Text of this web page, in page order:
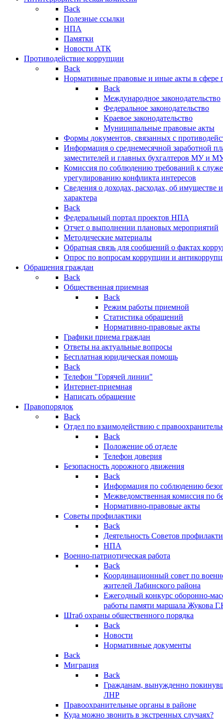
Back
Полезные ссылки
НПА
Памятки
Новости АТК
Противодействие коррупции
Back
Нормативные правовые и иные акты в сфере
Back
Международное законодательство
Федеральное законодательство
Краевое законодательство
Муниципальные правовые акты
Формы документов, связанных с
Информация о среднемесячной заработной
заместителей и главных бухгалтеров МУ и
Комиссия по соблюдению требований к
урегулированию конфликта интересов
Сведения о доходах, расходах, об имуществе
характера
Back
Федеральный портал проектов НПА
Отчет о выполнении плановых мероприятий
Методические материалы
Обратная связь для сообщений о фактах
Опрос по вопросам коррупции и
Обращения граждан
Back
Общественная приемная
Back
Режим работы приемной
Статистика обращений
Нормативно-правовые акты
Графики приема граждан
Ответы на актуальные вопросы
Бесплатная юридическая помощь
Back
Телефон "Горячей линии"
Интернет-приемная
Написать обращение
Правопорядок
Back
Отдел по взаимодействию с
Back
Положение об отделе
Телефон доверия
Безопасность дорожного движения
Back
Информация по соблюдению
Межведомственная комиссия по
Нормативно-правовые акты
Советы профилактики
Back
Деятельность Советов
НПА
Военно-патриотическая работа
Back
Координационный совет по
жителей Лабинского района
Ежегодный конкурс оборонно-
работы памяти маршала Жукова
Штаб охраны общественного порядка
Back
Новости
Нормативные документы
Back
Миграция
Back
Гражданам, вынужденно
ЛНР
Правоохранительные органы в районе
Куда можно звонить в экстренных случаях?